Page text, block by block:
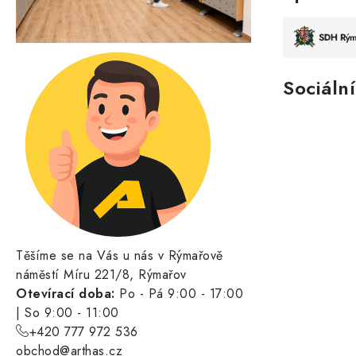
Těšíme se na Vás u nás v Rýmařově
náměstí Míru 221/8, Rýmařov
Otevírací doba: Po - Pá 9:00 - 17:00
| So 9:00 - 11:00
+420 777 972 536
obchod@arthas.cz